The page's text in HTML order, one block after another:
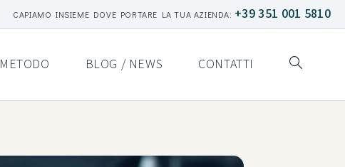
CAPIAMO INSIEME DOVE PORTARE LA TUA AZIENDA: +39 351 001 5810
METODO BLOG / NEWS CONTATTI